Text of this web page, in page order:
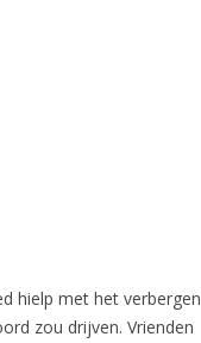
hielp met het verbergen
zou drijven. Vrienden